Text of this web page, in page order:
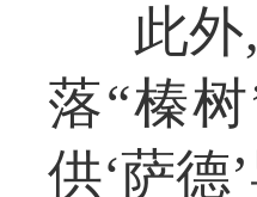
此
落“榛
供‘萨德